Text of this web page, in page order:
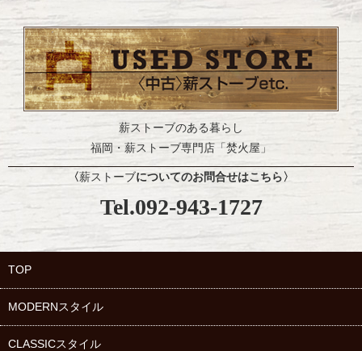
薪ストーブのある暮らし
福岡・薪ストーブ専門店「焚火屋」
〈 薪ストーブについてのお問合せはこちら 〉
Tel.092-943-1727
TOP
MODERNスタイル
CLASSICスタイル